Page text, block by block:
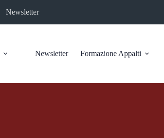
Newsletter
Newsletter Formazione Appalti